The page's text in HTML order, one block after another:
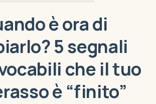
è ora di
5 segnali
che il tuo
è “finito”